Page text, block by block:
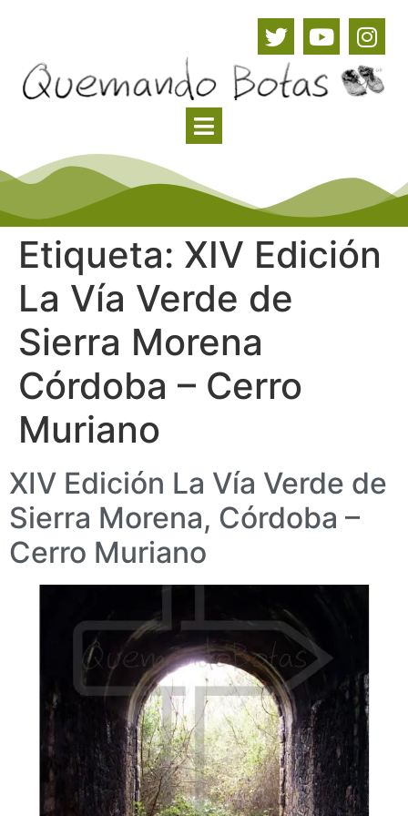
Etiqueta: XIV Edición
La Vía Verde de
Sierra Morena
Córdoba – Cerro
Muriano
XIV Edición La Vía Verde de
Sierra Morena, Córdoba –
Cerro Muriano